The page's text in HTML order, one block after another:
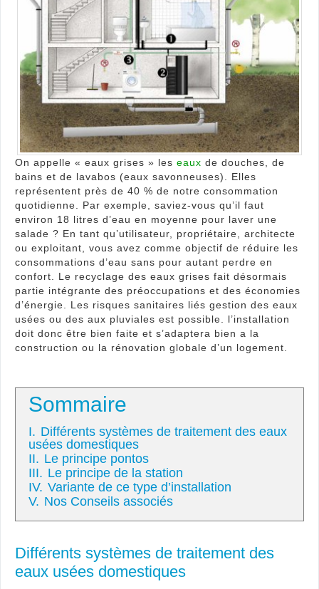
On appelle « eaux grises » les eaux de douches, de
bains et de lavabos (eaux savonneuses). Elles
représentent près de 40 % de notre consommation
quotidienne. Par exemple, saviez-vous qu’il faut
environ 18 litres d’eau en moyenne pour laver une
salade ? En tant qu’utilisateur, propriétaire, architecte
ou exploitant, vous avez comme objectif de réduire les
consommations d’eau sans pour autant perdre en
confort. Le recyclage des eaux grises fait désormais
partie intégrante des préoccupations et des économies
d’énergie. Les risques sanitaires liés gestion des eaux
usées ou des aux pluviales est possible. l’installation
doit donc être bien faite et s’adaptera bien a la
construction ou la rénovation globale d’un logement.
Sommaire
I. Différents systèmes de traitement des eaux
usées domestiques
II. Le principe pontos
III. Le principe de la station
IV. Variante de ce type d’installation
V. Nos Conseils associés
Différents systèmes de traitement des
eaux usées domestiques